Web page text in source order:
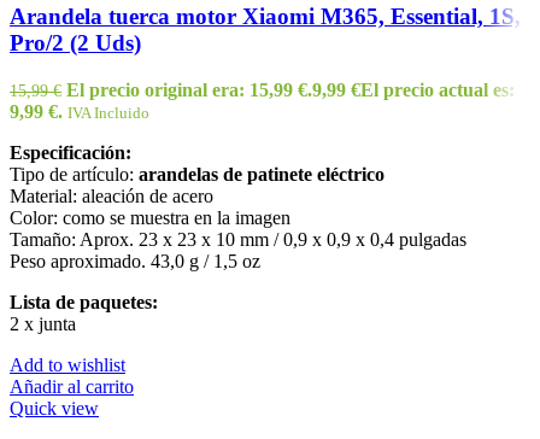
Arandela tuerca motor Xiaomi M365, Essential, 1S,
Pro/2 (2 Uds)
15,99€ El precio original era: 15,99 €.9,99 €El precio actual es:
9,99 €. IVA Incluido
Especificación:
Tipo de artículo: arandelas de patinete eléctrico
Material: aleación de acero
Color: como se muestra en la imagen
Tamaño: Aprox. 23 x 23 x 10 mm / 0,9 x 0,9 x 0,4 pulgadas
Peso aproximado. 43,0 g / 1,5 oz
Lista de paquetes:
2 x junta
Add to wishlist
Añadir al carrito
Quick view